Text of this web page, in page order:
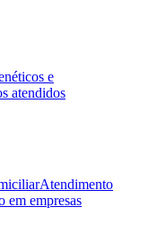
e
atendidos
Atendimento
em empresas